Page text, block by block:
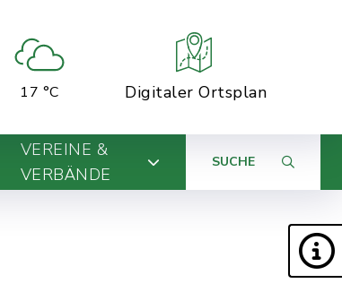
17 °C Digitaler Ortsplan
VEREINE &
VERBÄNDE
SUCHE